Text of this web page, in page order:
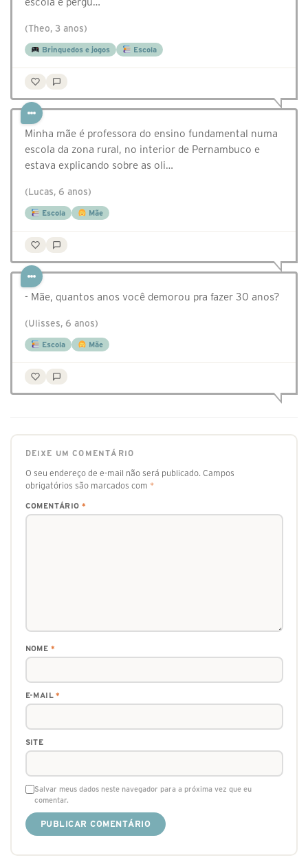
(Theo, 3 anos)
Brinquedos e jogos Escola
Minha mãe é professora do ensino fundamental numa
escola da zona rural, no interior de Pernambuco e
estava explicando sobre as oli…
(Lucas, 6 anos)
Escola Mãe
- Mãe, quantos anos você demorou pra fazer 30 anos?
(Ulisses, 6 anos)
Escola Mãe
DEIXE UM COMENTÁRIO
O seu endereço de e-mail não será publicado. Campos
obrigatórios são marcados com *
COMENTÁRIO *
NOME *
E-MAIL*
SITE
Salvar meus dados neste navegador para a próxima vez que eu
comentar.